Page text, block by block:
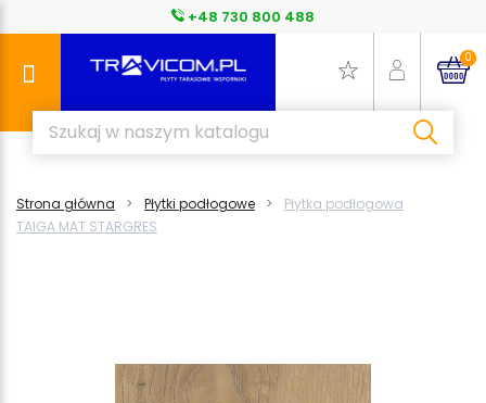
+48 730 800 488
0
Strona główna Płytki podłogowe
Płytka podłogowa
TAIGA MAT STARGRES